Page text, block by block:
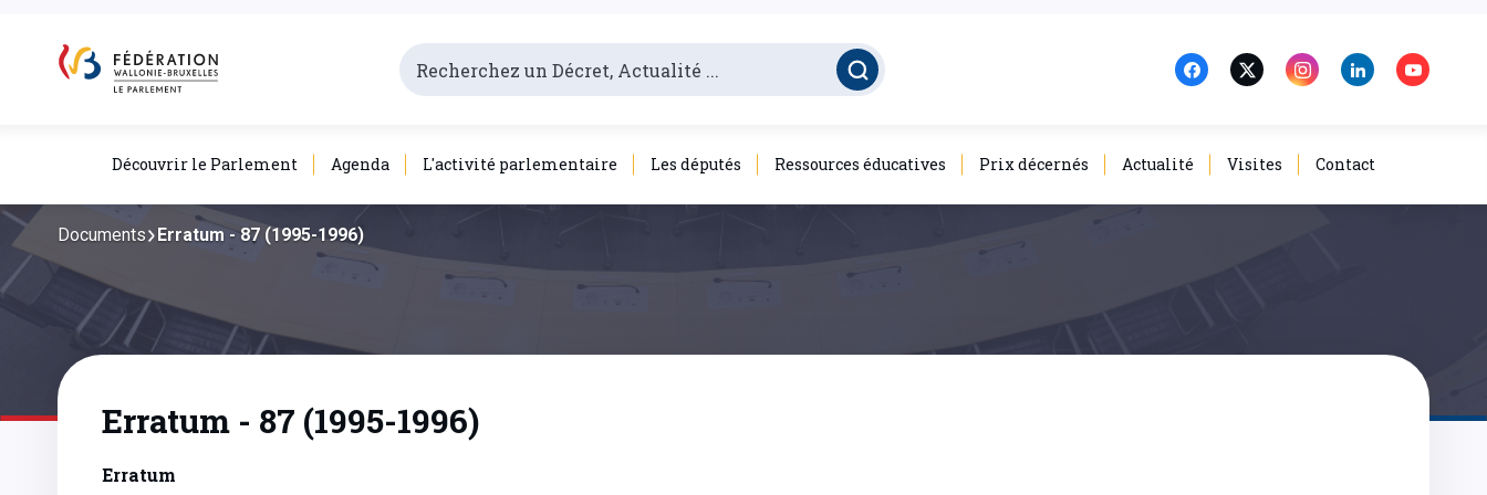
Documents Erratum - 87 (1995-1996)
Erratum - 87 (1995-1996)
Erratum